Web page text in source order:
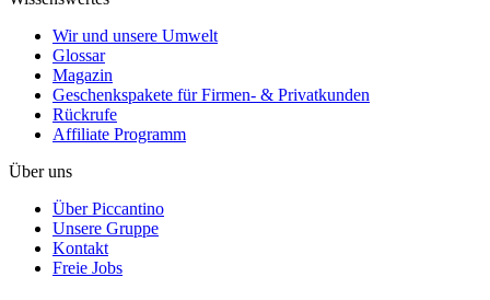
Wir und unsere Umwelt
Glossar
Magazin
Geschenkspakete für Firmen- & Privatkunden
Rückrufe
Affiliate Programm
Über uns
Über Piccantino
Unsere Gruppe
Kontakt
Freie Jobs